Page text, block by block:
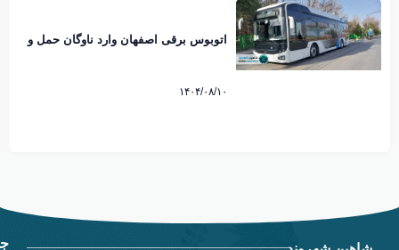
اتوبوس برقی اصفهان وارد ناوگان حمل و
۱۴۰۴/۰۸/۱۰